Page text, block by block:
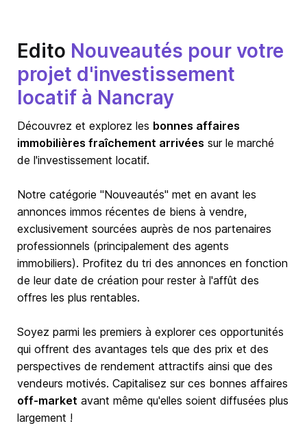
Edito Nouveautés pour votre
projet d'investissement
locatif à Nancray
Découvrez et explorez les bonnes affaires
immobilières fraîchement arrivées sur le marché
de l'investissement locatif.
Notre catégorie "Nouveautés" met en avant les
annonces immos récentes de biens à vendre,
exclusivement sourcées auprès de nos partenaires
professionnels (principalement des agents
immobiliers). Profitez du tri des annonces en fonction
de leur date de création pour rester à l'affût des
offres les plus rentables.
Soyez parmi les premiers à explorer ces opportunités
qui offrent des avantages tels que des prix et des
perspectives de rendement attractifs ainsi que des
vendeurs motivés. Capitalisez sur ces bonnes affaires
off-market avant même qu'elles soient diffusées plus
largement !